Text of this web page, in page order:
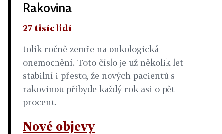
Rakovina
27 tisíc lidí
tolik ročně zemře na onkologická
onemocnění. Toto číslo je už několik let
stabilní i přesto, že nových pacientů s
rakovinou přibyde každý rok asi o pět
procent.
Nové objevy